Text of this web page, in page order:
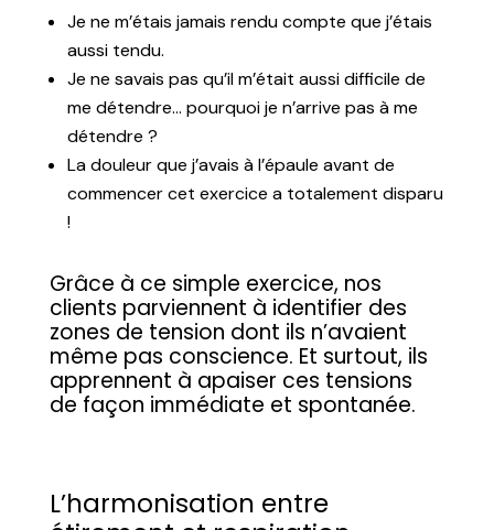
Je ne m’étais jamais rendu compte que j’étais
aussi tendu.
Je ne savais pas qu’il m’était aussi difficile de
me détendre… pourquoi je n’arrive pas à me
détendre ?
La douleur que j’avais à l’épaule avant de
commencer cet exercice a totalement disparu
!
Grâce à ce simple exercice, nos
clients parviennent à identifier des
zones de tension dont ils n’avaient
même pas conscience. Et surtout, ils
apprennent à apaiser ces tensions
de façon immédiate et spontanée.
L’harmonisation entre